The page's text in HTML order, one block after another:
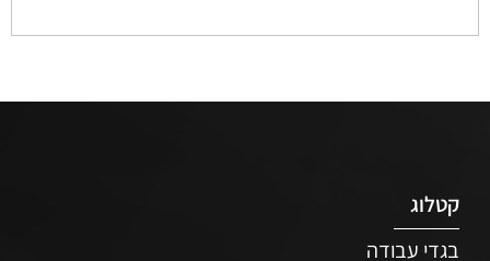
קטלוג
בגדי עבודה